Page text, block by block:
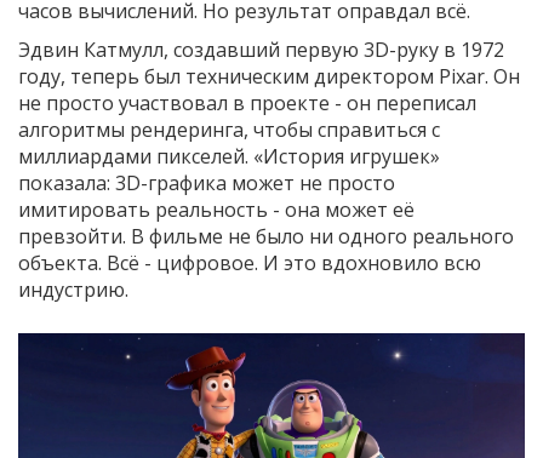
часов вычислений. Но результат оправдал всё.
Эдвин Катмулл, создавший первую 3D-руку в 1972
году, теперь был техническим директором Pixar. Он
не просто участвовал в проекте - он переписал
алгоритмы рендеринга, чтобы справиться с
миллиардами пикселей. «История игрушек»
показала: 3D-графика может не просто
имитировать реальность - она может её
превзойти. В фильме не было ни одного реального
объекта. Всё - цифровое. И это вдохновило всю
индустрию.